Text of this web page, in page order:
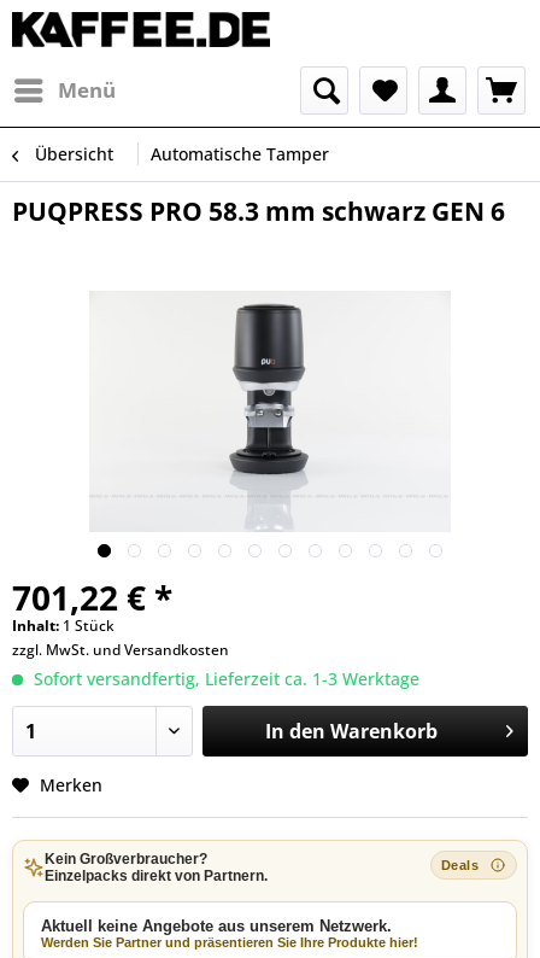
Menü
Übersicht Automatische Tamper
PUQPRESS PRO 58.3 mm schwarz GEN 6
701,22 € *
Inhalt: 1 Stück
zzgl. MwSt. undVersandkosten
Sofort versandfertig, Lieferzeit ca. 1-3 Werktage
In den Warenkorb
Merken
Kein Großverbraucher?
Einzelpacks direkt von Partnern.
Aktuell keine Angebote aus unserem Netzwerk.
Werden Sie Partner und präsentieren Sie Ihre Produkte hier!